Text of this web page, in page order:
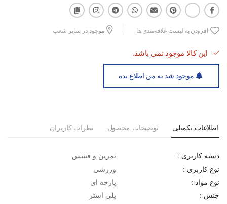
افزودن به لیست علاقه‌مندی ها موجود در سایر شعب
این کالا موجود نمی باشد.
موجود شد به من اطلاع بده
اطلاعات تکمیلی توضیحات محصول نظرات کاربران
دسته کاربری : تمرین و فیتنس
نوع کاربری : ورزشی
نوع مواد : پارچه ای
جنس : پلی استر